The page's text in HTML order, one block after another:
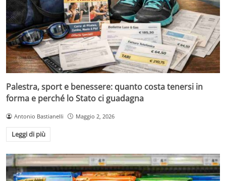
Palestra, sport e benessere: quanto costa tenersi in
forma e perché lo Stato ci guadagna
Antonio Bastianelli Maggio 2, 2026
Leggi di più